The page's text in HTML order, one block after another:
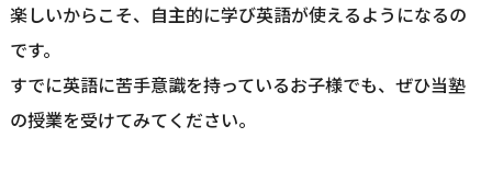
楽しいからこそ、自主的に学び英語が使えるようになるの
です。
すでに英語に苦手意識を持っているお子様でも、ぜひ当塾
の授業を受けてみてください。